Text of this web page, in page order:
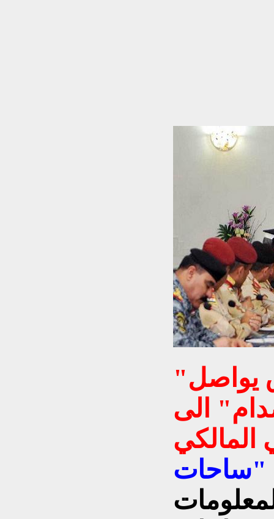
"ذي غارديان": العراق يواصل
الى
"ساحات